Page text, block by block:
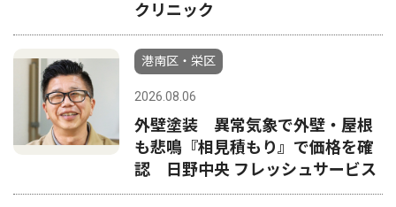
クリニック
港南区・栄区
2026.08.06
外壁塗装 異常気象で外壁・屋根
も悲鳴『相見積もり』で価格を確
認 日野中央 フレッシュサービス